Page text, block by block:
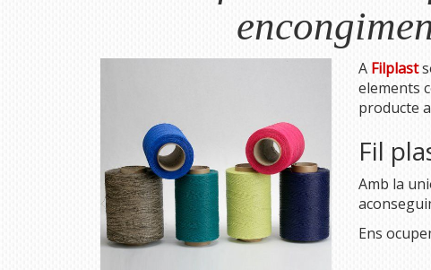
A Filplast
elements
producte
Fil
Amb la
Ens